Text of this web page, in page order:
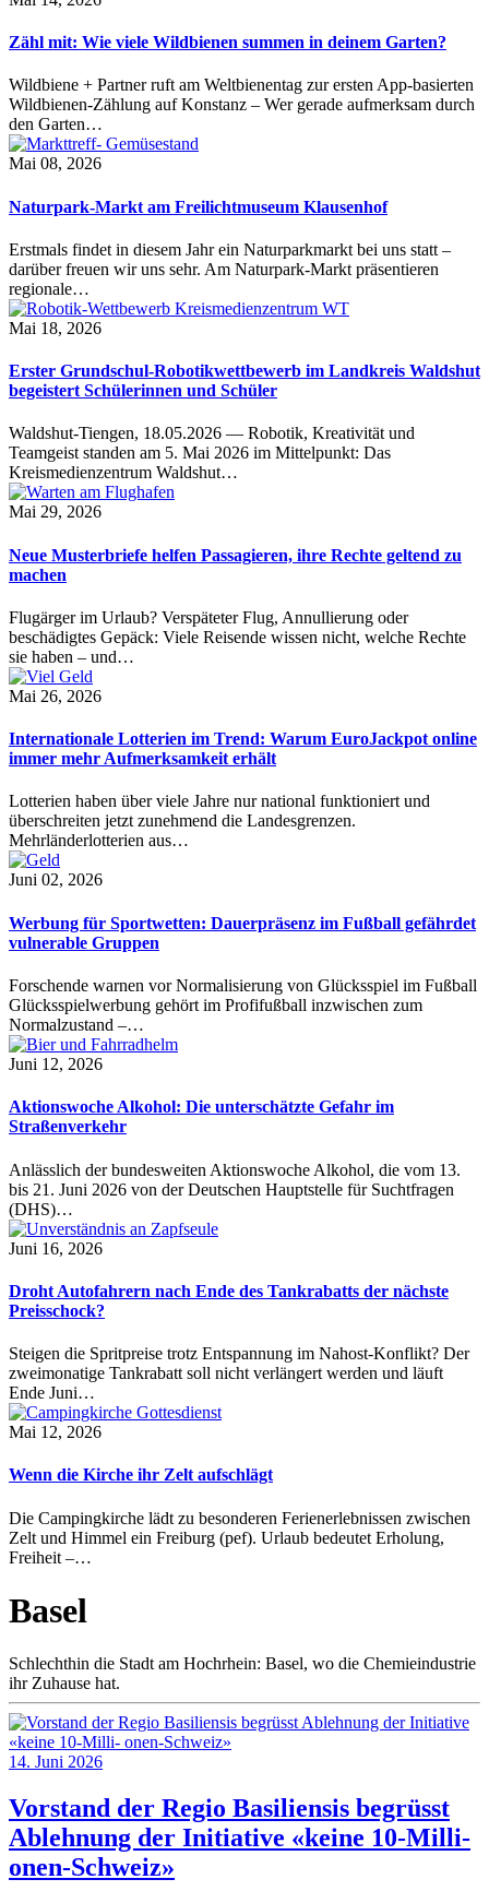
Zähl mit: Wie viele Wildbienen summen in deinem Garten?
Wildbiene + Partner ruft am Weltbienentag zur ersten App-basierten
Wildbienen-Zählung auf Konstanz – Wer gerade aufmerksam durch
den Garten…
Mai 08, 2026
Naturpark-Markt am Freilichtmuseum Klausenhof
Erstmals findet in diesem Jahr ein Naturparkmarkt bei uns statt –
darüber freuen wir uns sehr. Am Naturpark-Markt präsentieren
regionale…
Mai 18, 2026
Erster Grundschul-Robotikwettbewerb im Landkreis Waldshut
begeistert Schülerinnen und Schüler
Waldshut-Tiengen, 18.05.2026 — Robotik, Kreativität und
Teamgeist standen am 5. Mai 2026 im Mittelpunkt: Das
Kreismedienzentrum Waldshut…
Mai 29, 2026
Neue Musterbriefe helfen Passagieren, ihre Rechte geltend zu
machen
Flugärger im Urlaub? Verspäteter Flug, Annullierung oder
beschädigtes Gepäck: Viele Reisende wissen nicht, welche Rechte
sie haben – und…
Mai 26, 2026
Internationale Lotterien im Trend: Warum EuroJackpot online
immer mehr Aufmerksamkeit erhält
Lotterien haben über viele Jahre nur national funktioniert und
überschreiten jetzt zunehmend die Landesgrenzen.
Mehrländerlotterien aus…
Juni 02, 2026
Werbung für Sportwetten: Dauerpräsenz im Fußball gefährdet
vulnerable Gruppen
Forschende warnen vor Normalisierung von Glücksspiel im Fußball
Glücksspielwerbung gehört im Profifußball inzwischen zum
Normalzustand –…
Juni 12, 2026
Aktionswoche Alkohol: Die unterschätzte Gefahr im
Straßenverkehr
Anlässlich der bundesweiten Aktionswoche Alkohol, die vom 13.
bis 21. Juni 2026 von der Deutschen Hauptstelle für Suchtfragen
(DHS)…
Juni 16, 2026
Droht Autofahrern nach Ende des Tankrabatts der nächste
Preisschock?
Steigen die Spritpreise trotz Entspannung im Nahost-Konflikt? Der
zweimonatige Tankrabatt soll nicht verlängert werden und läuft
Ende Juni…
Mai 12, 2026
Wenn die Kirche ihr Zelt aufschlägt
Die Campingkirche lädt zu besonderen Ferienerlebnissen zwischen
Zelt und Himmel ein Freiburg (pef). Urlaub bedeutet Erholung,
Freiheit –…
Basel
Schlechthin die Stadt am Hochrhein: Basel, wo die Chemieindustrie
ihr Zuhause hat.
14. Juni 2026
Vorstand der Regio Basiliensis begrüsst
Ablehnung der Initiative «keine 10-Milli-
onen-Schweiz»